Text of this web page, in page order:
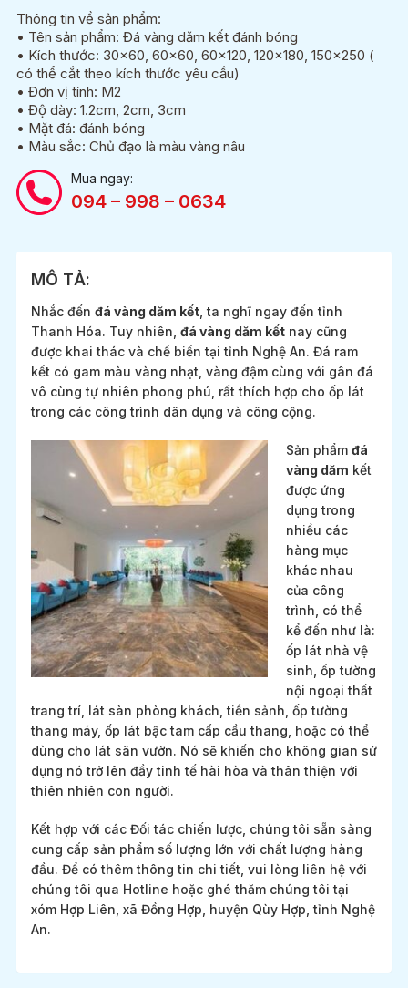
Thông tin về sản phẩm:
• Tên sản phẩm: Đá vàng dăm kết đánh bóng
• Kích thước: 30×60, 60×60, 60×120, 120×180, 150×250 (
có thể cắt theo kích thước yêu cầu)
• Đơn vị tính: M2
• Độ dày: 1.2cm, 2cm, 3cm
• Mặt đá: đánh bóng
• Màu sắc: Chủ đạo là màu vàng nâu
Mua ngay:
094 – 998 – 0634
MÔ TẢ:
Nhắc đến đá vàng dăm kết , ta nghĩ ngay đến tỉnh
Thanh Hóa. Tuy nhiên, đá vàng dăm kết nay cũng
được khai thác và chế biến tại tỉnh Nghệ An. Đá ram
kết có gam màu vàng nhạt, vàng đậm cùng với gân đá
vô cùng tự nhiên phong phú, rất thích hợp cho ốp lát
trong các công trình dân dụng và công cộng.
Sản phẩm đá
vàng dăm kết
được ứng
dụng trong
nhiều các
hàng mục
khác nhau
của công
trình, có thể
kể đến như là:
ốp lát nhà vệ
sinh, ốp tường
nội ngoại thất
trang trí, lát sàn phòng khách, tiền sảnh, ốp tường
thang máy, ốp lát bậc tam cấp cầu thang, hoặc có thể
dùng cho lát sân vườn. Nó sẽ khiến cho không gian sử
dụng nó trở lên đầy tinh tế hài hòa và thân thiện với
thiên nhiên con người.
Kết hợp với các Đối tác chiến lược, chúng tôi sẵn sàng
cung cấp sản phẩm số lượng lớn với chất lượng hàng
đầu. Để có thêm thông tin chi tiết, vui lòng liên hệ với
chúng tôi qua Hotline hoặc ghé thăm chúng tôi tại
xóm Hợp Liên, xã Đồng Hợp, huyện Qùy Hợp, tỉnh Nghệ
An.